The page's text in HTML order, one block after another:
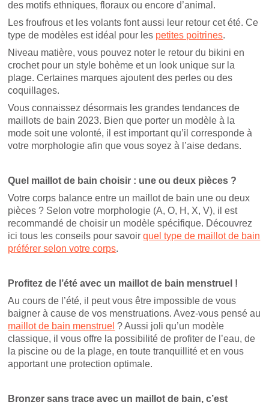
des motifs ethniques, floraux ou encore d’animal.
Les froufrous et les volants font aussi leur retour cet été. Ce
type de modèles est idéal pour les petites poitrines.
Niveau matière, vous pouvez noter le retour du bikini en
crochet pour un style bohème et un look unique sur la
plage. Certaines marques ajoutent des perles ou des
coquillages.
Vous connaissez désormais les grandes tendances de
maillots de bain 2023. Bien que porter un modèle à la
mode soit une volonté, il est important qu’il corresponde à
votre morphologie afin que vous soyez à l’aise dedans.
Quel maillot de bain choisir : une ou deux pièces ?
Votre corps balance entre un maillot de bain une ou deux
pièces ? Selon votre morphologie (A, O, H, X, V), il est
recommandé de choisir un modèle spécifique. Découvrez
ici tous les conseils pour savoirquel type de maillot de bain
préférer selon votre corps.
Profitez de l’été avec un maillot de bain menstruel !
Au cours de l’été, il peut vous être impossible de vous
baigner à cause de vos menstruations. Avez-vous pensé au
maillot de bain menstruel ? Aussi joli qu’un modèle
classique, il vous offre la possibilité de profiter de l’eau, de
la piscine ou de la plage, en toute tranquillité et en vous
apportant une protection optimale.
Bronzer sans trace avec un maillot de bain, c’est